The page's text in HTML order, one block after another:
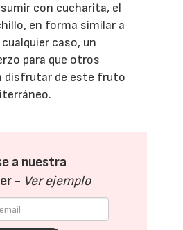
con cucharita, el
en forma similar a
caso, un
para que otros
disfrutar de este fruto
a nuestra
- Ver ejemplo